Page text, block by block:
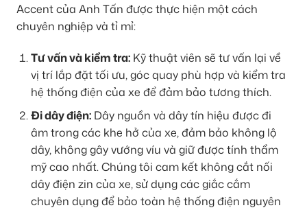
Accent của Anh Tấn được thực hiện một cách
chuyên nghiệp và tỉ mỉ:
Tư vấn và kiểm tra:Kỹ thuật viên sẽ tư vấn lại về
vị trí lắp đặt tối ưu, góc quay phù hợp và kiểm tra
hệ thống điện của xe để đảm bảo tương thích.
Đi dây điện:Dây nguồn và dây tín hiệu được đi
âm trong các khe hở của xe, đảm bảo không lộ
dây, không gây vướng víu và giữ được tính thẩm
mỹ cao nhất. Chúng tôi cam kết không cắt nối
dây điện zin của xe, sử dụng các giắc cắm
chuyên dụng để bảo toàn hệ thống điện nguyên